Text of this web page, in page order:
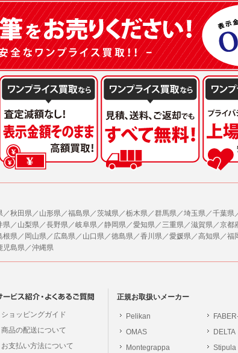
合。なお第三者に提供する場合には原則として、機密保持、再提供の
といたします。
められた場合。
命、身体又は財産の保護のために必要がある場合であって、本人の同
公共団体又はその委託を受けた者が法令の定める事務を遂行すること
より当該事務の遂行に支障を及ぼすおそれがあるとき。
めに、外部業者に個人データの一部又は全部の処理を委託する場合（
うに、委託先に対する必要かつ適切な監督を行ないます）。
はお客様の任意ですが、必要な個人情報をご提供いただけない場合、
利用者が当社ホームページに再訪問される際、より便利に当社ホーム
ります。
のため、または掲載された広告にクッキーを使用する場合があります。
対応いたします。尚、シュッピン会員のお客様は、当社が保有する個
は手数料として800円(税別)をご本人様にご負担いただいております。
るお問合せは、以下の窓口で承ります。お問合せの内容により必要な
。
て使用がないユーザーIDとこれに伴う個人情報を抹消することができ
ド、メールアドレス及びこれに伴う個人情報の管理不十分、使用上の
とし、弊社は一切責任を負いません。
ドレスその他の登録事項に変更が生じた場合、直ちに弊社所定の変更
申込により知り得た情報、またはユーザーが本サイト及び本サービス
該当する場合に利用することができるものとします。
示し、ユーザーの個人情報を表示しない場合。
た情報を、ユーザーの個人情報を表示せずに開示する場合。
開示について同意している場合。
られた場合。
たはサービスに関する案内や情報提供（郵便、電子メール等によるダ
てユーザーから取得した情報を、その利用目的の範囲内で利用する場
対し、当該ユーザーの購入商品の情報、及び弊社の特価商品の情報等、
メールマガジンの購読に際し、ユーザー本人の責任においてメールマガ
メールアドレスに、本サイトのお知らせをメールにてお送りさせていた
受け取りを希望されない場合は、下記リンクから設定の変更を行ってく
こちら
秋田県／山形県／福島県／茨城県／栃木県／群馬県／埼玉県／千葉県
県／山梨県／長野県／岐阜県／静岡県／愛知県／三重県／滋賀県／京都
根県／岡山県／広島県／山口県／徳島県／香川県／愛媛県／高知県／福
児島県／沖縄県
正規お取扱いメーカー
Pelikan
OMAS
DELTA
Montegrappa
Stipula
ショッピングガイド
商品の配送について
お支払い方法について